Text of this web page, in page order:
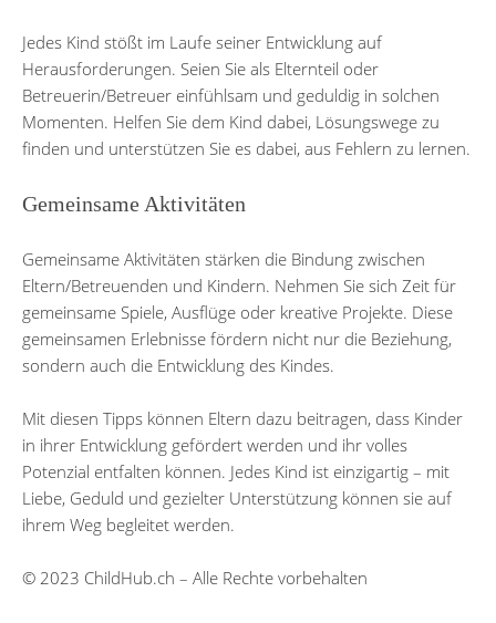
Jedes Kind stößt im Laufe seiner Entwicklung auf
Herausforderungen. Seien Sie als Elternteil oder
Betreuerin/Betreuer einfühlsam und geduldig in solchen
Momenten. Helfen Sie dem Kind dabei, Lösungswege zu
finden und unterstützen Sie es dabei, aus Fehlern zu lernen.
Gemeinsame Aktivitäten
Gemeinsame Aktivitäten stärken die Bindung zwischen
Eltern/Betreuenden und Kindern. Nehmen Sie sich Zeit für
gemeinsame Spiele, Ausflüge oder kreative Projekte. Diese
gemeinsamen Erlebnisse fördern nicht nur die Beziehung,
sondern auch die Entwicklung des Kindes.
Mit diesen Tipps können Eltern dazu beitragen, dass Kinder
in ihrer Entwicklung gefördert werden und ihr volles
Potenzial entfalten können. Jedes Kind ist einzigartig – mit
Liebe, Geduld und gezielter Unterstützung können sie auf
ihrem Weg begleitet werden.
© 2023 ChildHub.ch – Alle Rechte vorbehalten